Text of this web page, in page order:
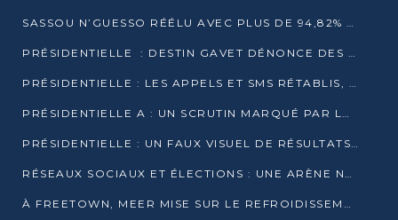
SASSOU N’GUESSO RÉÉLU AVEC PLUS DE 94,82% DES VOIX
PRÉSIDENTIELLE : DESTIN GAVET DÉNONCE DES IRRÉGULARITÉS ET REVENDIQUE LA VICTOIRE
PRÉSIDENTIELLE : LES APPELS ET SMS RÉTABLIS, INTERNET RESTE BLOQUÉ
PRÉSIDENTIELLE A : UN SCRUTIN MARQUÉ PAR LA COUPURE D’INTERNET ET UNE AFFLUENCE TIMIDE À BRAZZAVILLE
PRÉSIDENTIELLE : UN FAUX VISUEL DE RÉSULTATS CIRCULE
RÉSEAUX SOCIAUX ET ÉLECTIONS : UNE ARÈNE NUMÉRIQUE EN PLEINE MUTATION AU CONGO
À FREETOWN, MEER MISE SUR LE REFROIDISSEMENT PASSIF FACE À LA CHALEUR EXTRÊME